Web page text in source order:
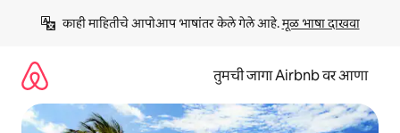
काही माहितीचे आपोआप भाषांतर केले गेले आहे. मूळ भाषा दाखवा
तुमची जागा Airbnb वर आणा